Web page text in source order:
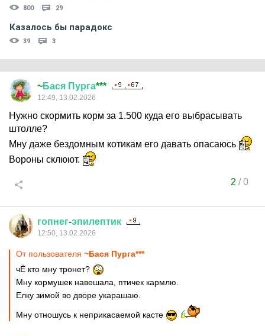
800 29
Казалось бы парадокс
39 3
~Бася Пурга***
12:49, 13.02.2026
Нужно скормить корм за 1.500 куда его выбрасывать
штолле?
Мну даже бездомным котикам его давать опасаюсь
Вороны склюют.
2 /0
гопнег-эпилептик
12:50, 13.02.2026
От пользователя ~Бася Пурга***
чЁ кто мну тронет?
Мну кормушек навешала, птичек кармлю.
Елку зимой во дворе укарашаю.
Мну отношусь к неприкасаемой касте